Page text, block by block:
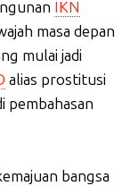
IKN
masa depan
mulai jadi
alias prostitusi
pembahasan
bangsa